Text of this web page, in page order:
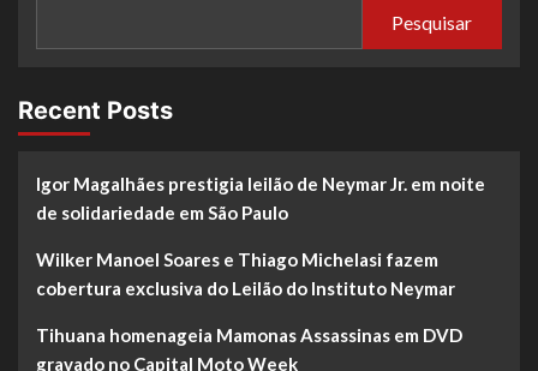
Pesquisar
Recent Posts
Igor Magalhães prestigia leilão de Neymar Jr. em noite
de solidariedade em São Paulo
Wilker Manoel Soares e Thiago Michelasi fazem
cobertura exclusiva do Leilão do Instituto Neymar
Tihuana homenageia Mamonas Assassinas em DVD
gravado no Capital Moto Week